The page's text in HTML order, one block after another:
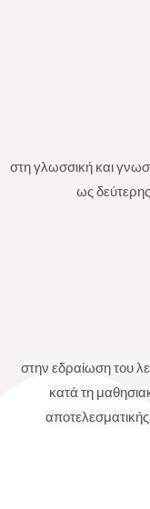
στη γλωσσική και
ως
στην εδραίωση του
κατά τη